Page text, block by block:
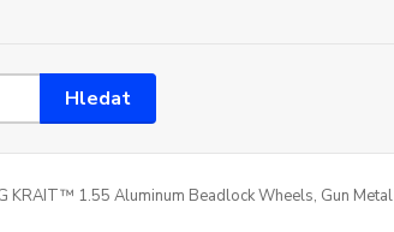
Hledat
KRAIT™ 1.55 Aluminum Beadlock Wheels, Gun Metal